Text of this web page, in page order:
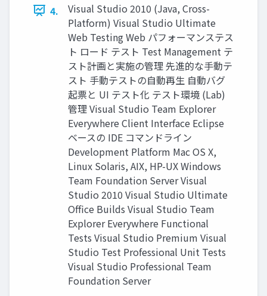
4.
Visual Studio 2010 (Java, Cross-
Platform) Visual Studio Ultimate
Web Testing Web パフォーマンステス
ト ロード テスト Test Management テ
スト計画と実施の管理 先進的な手動テ
スト 手動テストの自動再生 自動バグ
起票と UI テスト化 テスト環境 (Lab)
管理 Visual Studio Team Explorer
Everywhere Client Interface Eclipse
ベースの IDE コマンドライン
Development Platform Mac OS X,
Linux Solaris, AIX, HP-UX Windows
Team Foundation Server Visual
Studio 2010 Visual Studio Ultimate
Office Builds Visual Studio Team
Explorer Everywhere Functional
Tests Visual Studio Premium Visual
Studio Test Professional Unit Tests
Visual Studio Professional Team
Foundation Server